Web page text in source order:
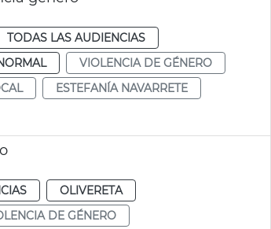
TODAS LAS AUDIENCIAS
VIOLENCIA DE GÉNERO
ESTEFANÍA NAVARRETE
OLIVERETA
DE GÉNERO